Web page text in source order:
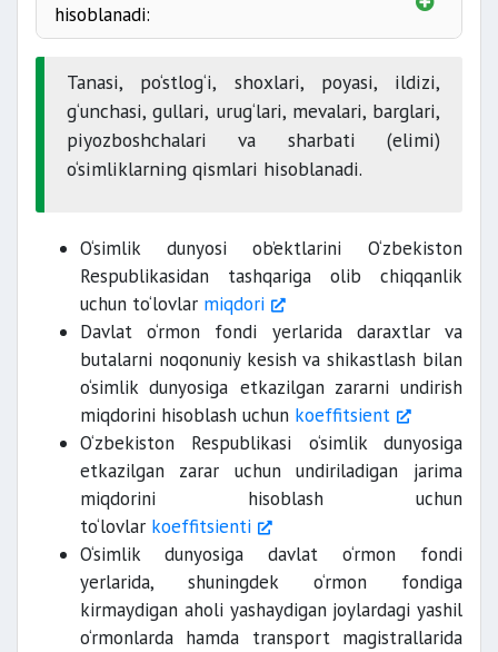
hisoblanadi:
Tanasi, po‘stlog‘i, shoxlari, poyasi, ildizi,
g‘unchasi, gullari, urug‘lari, mevalari, barglari,
piyozboshchalari va sharbati (elimi)
o‘simliklarning qismlari hisoblanadi.
O‘simlik dunyosi ob’ektlarini O‘zbekiston
Respublikasidan tashqariga olib chiqqanlik
uchun to‘lovlar miqdori
Davlat o‘rmon fondi yerlarida daraxtlar va
butalarni noqonuniy kesish va shikastlash bilan
o‘simlik dunyosiga etkazilgan zararni undirish
miqdorini hisoblash uchun koeffitsient
O‘zbekiston Respublikasi o‘simlik dunyosiga
etkazilgan zarar uchun undiriladigan jarima
miqdorini hisoblash uchun
to‘lovlar koeffitsienti
O‘simlik dunyosiga davlat o‘rmon fondi
yerlarida, shuningdek o‘rmon fondiga
kirmaydigan aholi yashaydigan joylardagi yashil
o‘rmonlarda hamda transport magistrallarida